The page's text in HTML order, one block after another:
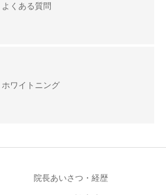
よくある質問
ホワイトニング
院長あいさつ・経歴